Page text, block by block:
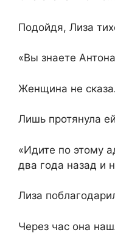
Подойдя, Лиза
«Вы знаете
Женщина не
Лишь протянула
«Идите по этому
два года назад и
Лиза
Через час она